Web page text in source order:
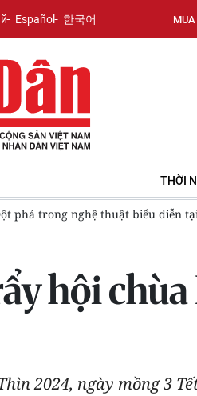
Español 한국어
THỜI
2026 tại Đà Nẵng Tạo hành
hội
2024, ngày mồng 3